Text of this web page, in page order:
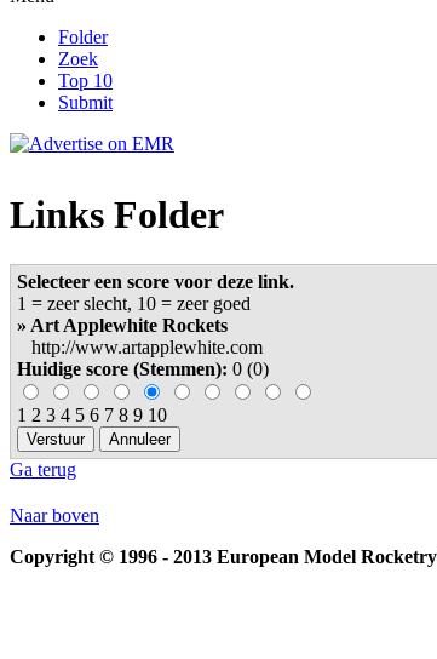
Folder
Zoek
Top 10
Submit
Links Folder
Selecteer een score voor deze link.
1 = zeer slecht, 10 = zeer goed
» Art Applewhite Rockets
http://www.artapplewhite.com
Huidige score (Stemmen): 0 (0)
1 2 3 4 5 6 7 8 9 10
Ga terug
Naar boven
Copyright © 1996 - 2013 European Model